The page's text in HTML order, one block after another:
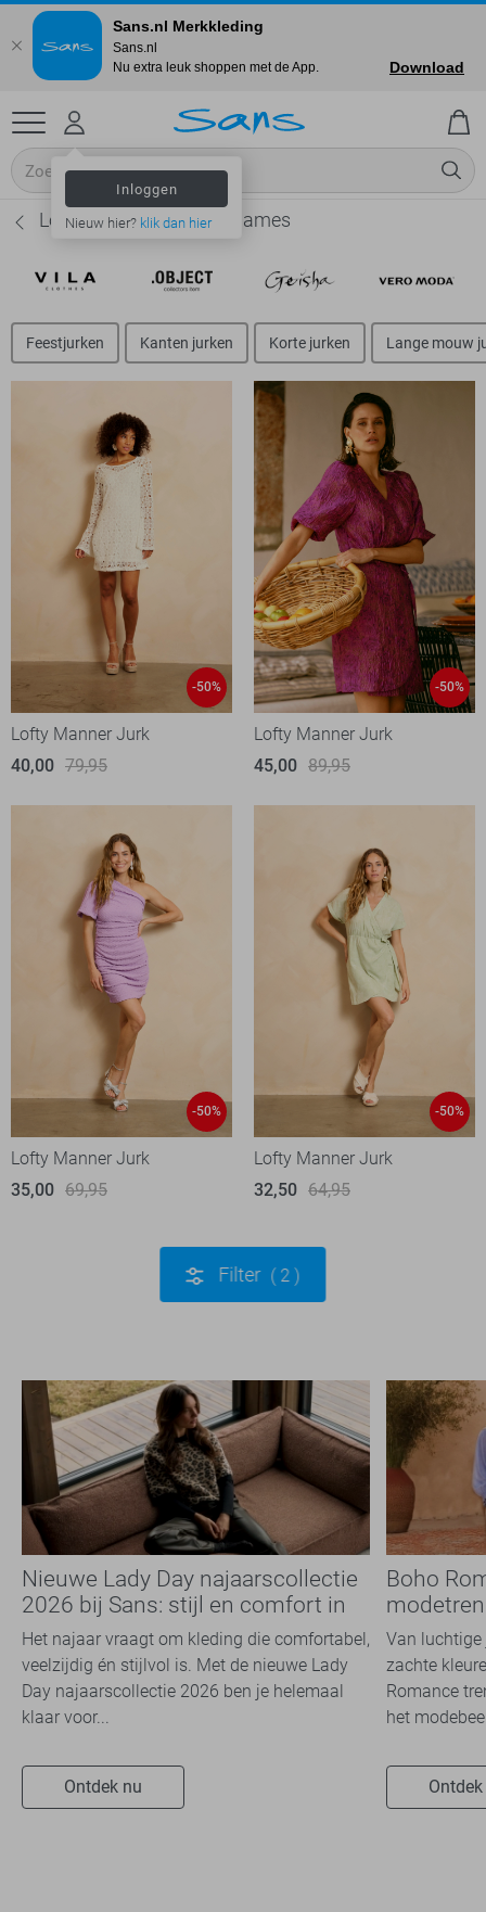
Inloggen
Nieuw hier? klik dan hier
Lofty Manner Jurken - Dames
Feestjurken Kanten jurken Korte jurken Lange mouw
-50%
Lofty Manner Jurk
40,00 79,95
-50%
Lofty Manner Jurk
45,00 89,95
-50%
Lofty Manner Jurk
35,00 69,95
-50%
Lofty Manner Jurk
32,50 64,95
Filter 2
Nieuwe Lady Day najaarscollectie
2026 bij Sans: stijl en comfort in
travelkwaliteit
Het najaar vraagt om kleding die comfortabel,
veelzijdig én stijlvol is. Met de nieuwe Lady
Day najaarscollectie 2026 ben je helemaal
klaar voor...
Ontdek nu
Boho
overal
Van luchtige
zachte
Romance
het
Sans.nl Merkkleding
Sans.nl
Nu extra leuk shoppen met de App.
Download